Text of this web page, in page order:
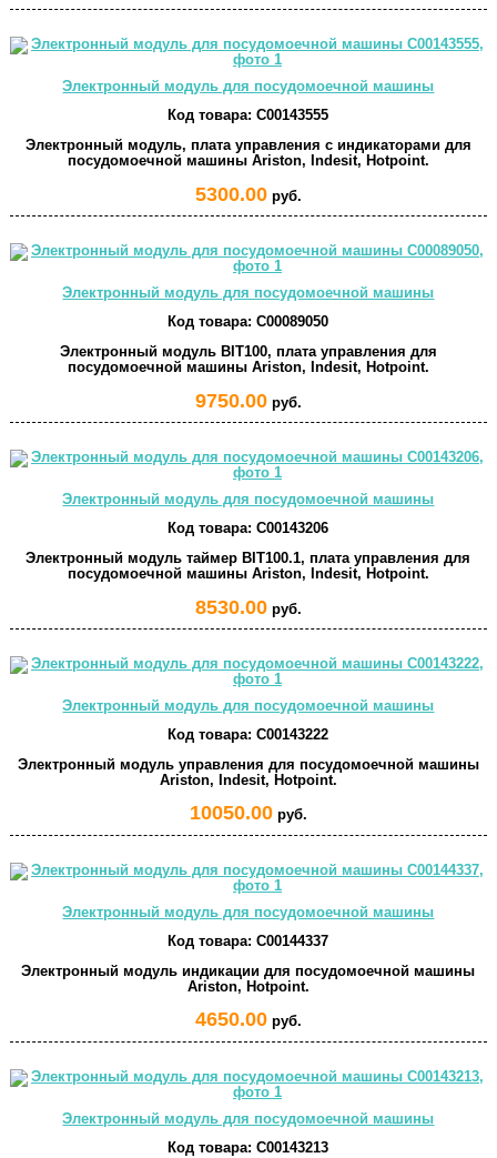
Электронный модуль для посудомоечной машины
Код товара: C00143555
Электронный модуль, плата управления с индикаторами для
посудомоечной машины Ariston, Indesit, Hotpoint.
5300.00руб.
Электронный модуль для посудомоечной машины
Код товара: C00089050
Электронный модуль BIT100, плата управления для
посудомоечной машины Ariston, Indesit, Hotpoint.
9750.00руб.
Электронный модуль для посудомоечной машины
Код товара: C00143206
Электронный модуль таймер BIT100.1, плата управления для
посудомоечной машины Ariston, Indesit, Hotpoint.
8530.00руб.
Электронный модуль для посудомоечной машины
Код товара: C00143222
Электронный модуль управления для посудомоечной машины
Ariston, Indesit, Hotpoint.
10050.00руб.
Электронный модуль для посудомоечной машины
Код товара: C00144337
Электронный модуль индикации для посудомоечной машины
Ariston, Hotpoint.
4650.00руб.
Электронный модуль для посудомоечной машины
Код товара: C00143213